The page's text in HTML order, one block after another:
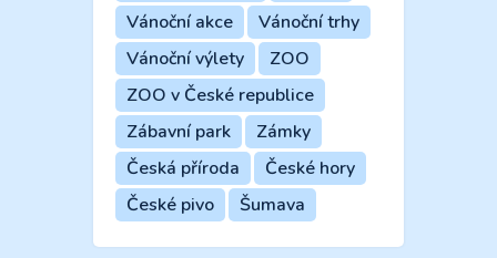
Vánoční akce
Vánoční trhy
Vánoční výlety
ZOO
ZOO v České republice
Zábavní park
Zámky
Česká příroda
České hory
České pivo
Šumava